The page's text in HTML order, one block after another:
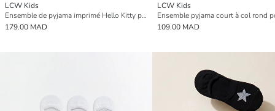
LCW Kids
Ensemble de pyjama imprimé Hello Kitty pour Filles à col rond
179.00 MAD
LCW Kids
Ensemble pyjama court à col rond
109.00 MAD